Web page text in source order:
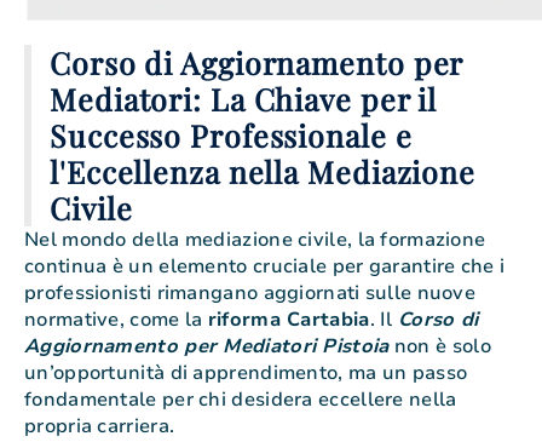
Corso di Aggiornamento per
Mediatori: La Chiave per il
Successo Professionale e
l'Eccellenza nella Mediazione
Civile
Nel mondo della mediazione civile, la formazione
continua è un elemento cruciale per garantire che i
professionisti rimangano aggiornati sulle nuove
normative, come la riforma Cartabia. Il Corso di
Aggiornamento per Mediatori Pistoianon è solo
un’opportunità di apprendimento, ma un passo
fondamentale per chi desidera eccellere nella
propria carriera.